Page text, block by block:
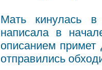
Мать кинулась
написала в
описанием примет
отправились